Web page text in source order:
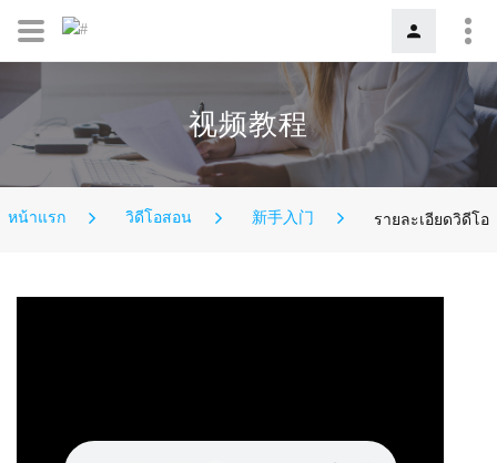
视频教程
หน้าแรก วิดีโอสอน 新手入门 รายละเอียดวิดีโอ